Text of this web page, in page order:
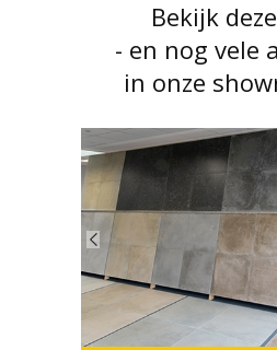
Bekijk
- en nog vele
in onze